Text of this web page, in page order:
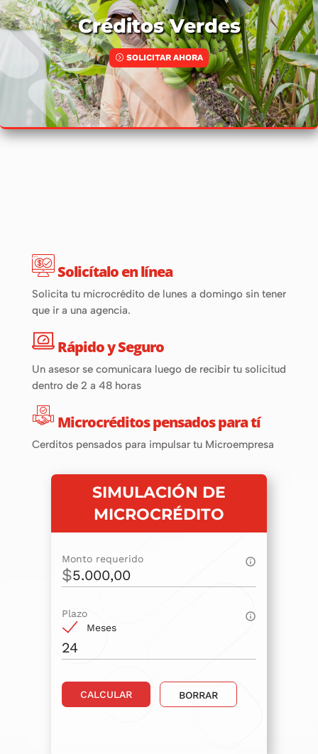
Créditos Verdes
SOLICITAR AHORA
Solicítalo en línea
Solicita tu microcrédito de lunes a domingo sin tener
que ir a una agencia.
Rápido y Seguro
Un asesor se comunicara luego de recibir tu solicitud
dentro de 2 a 48 horas
Microcréditos pensados para tí
Cerditos pensados para impulsar tu Microempresa
SIMULACIÓN DE
MICROCRÉDITO
$
Monto requerido
Meses
Plazo
CALCULAR BORRAR